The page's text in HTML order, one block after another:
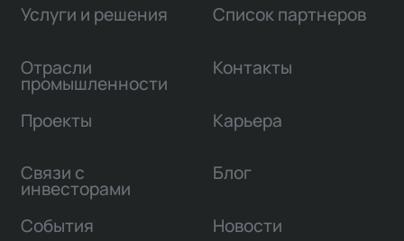
Услуги и решения
Отрасли
промышленности
Проекты
Связи с
инвесторами
Список партнеров
Контакты
Карьера
Блог
События Новости